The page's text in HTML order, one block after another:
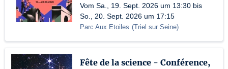
Vom Sa., 19. Sept. 2026 um 13:30 bis
So., 20. Sept. 2026 um 17:15
Parc Aux Etoiles (Triel sur Seine)
Fête de la science - Conférence,